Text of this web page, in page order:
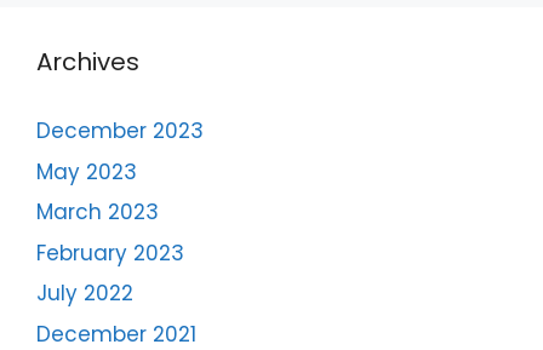
Archives
December 2023
May 2023
March 2023
February 2023
July 2022
December 2021